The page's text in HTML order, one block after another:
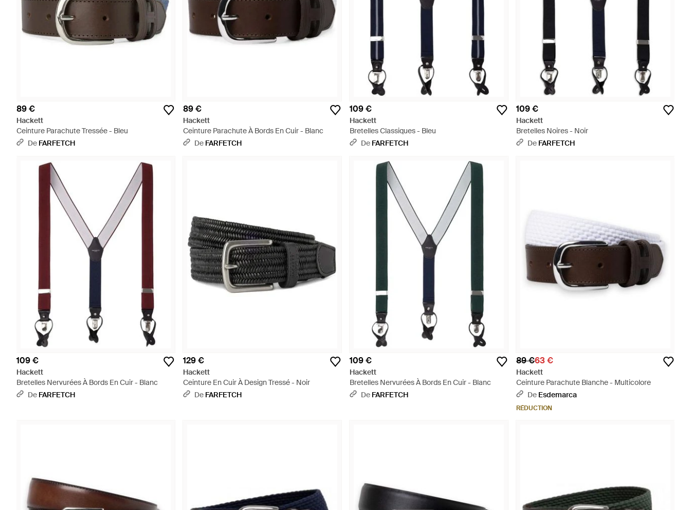
89 €
Hackett
Ceinture Parachute Tressée - Bleu
De FARFETCH
89 €
Hackett
Ceinture Parachute À Bords En Cuir - Blanc
De FARFETCH
109 €
Hackett
Bretelles Classiques - Bleu
De FARFETCH
109 €
Hackett
Bretelles Noires - Noir
De FARFETCH
109 €
Hackett
Bretelles Nervurées À Bords En Cuir - Blanc
De FARFETCH
129 €
Hackett
Ceinture En Cuir À Design Tressé - Noir
De FARFETCH
109 €
Hackett
Bretelles Nervurées À Bords En Cuir - Blanc
De FARFETCH
89 €63 €
Hackett
Ceinture Parachute Blanche - Multicolore
De Esdemarca
RÉDUCTION